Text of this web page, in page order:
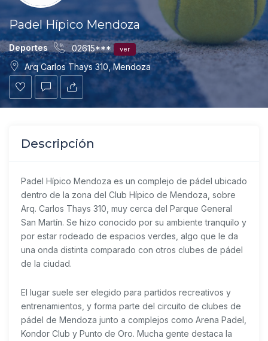
Padel Hípico Mendoza
Deportes 02615*** ver
Arq Carlos Thays 310, Mendoza
Descripción
Padel Hípico Mendoza es un complejo de pádel ubicado
dentro de la zona del Club Hípico de Mendoza, sobre
Arq. Carlos Thays 310, muy cerca del Parque General
San Martín. Se hizo conocido por su ambiente tranquilo y
por estar rodeado de espacios verdes, algo que le da
una onda distinta comparado con otros clubes de pádel
de la ciudad.
El lugar suele ser elegido para partidos recreativos y
entrenamientos, y forma parte del circuito de clubes de
pádel de Mendoza junto a complejos como Arena Padel,
Kondor Club y Punto de Oro. Mucha gente destaca la